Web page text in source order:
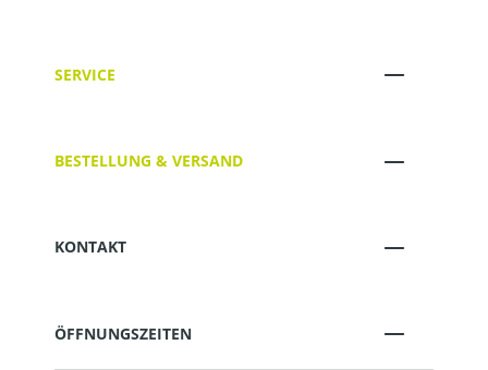
SERVICE
BESTELLUNG & VERSAND
KONTAKT
ÖFFNUNGSZEITEN